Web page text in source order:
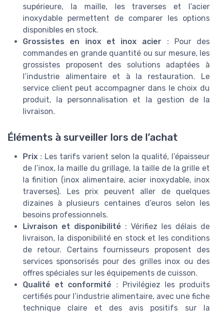
supérieure, la maille, les traverses et l’acier
inoxydable permettent de comparer les options
disponibles en stock.
Grossistes en inox et inox acier : Pour des
commandes en grande quantité ou sur mesure, les
grossistes proposent des solutions adaptées à
l’industrie alimentaire et à la restauration. Le
service client peut accompagner dans le choix du
produit, la personnalisation et la gestion de la
livraison.
Éléments à surveiller lors de l’achat
Prix : Les tarifs varient selon la qualité, l’épaisseur
de l’inox, la maille du grillage, la taille de la grille et
la finition (inox alimentaire, acier inoxydable, inox
traverses). Les prix peuvent aller de quelques
dizaines à plusieurs centaines d’euros selon les
besoins professionnels.
Livraison et disponibilité : Vérifiez les délais de
livraison, la disponibilité en stock et les conditions
de retour. Certains fournisseurs proposent des
services sponsorisés pour des grilles inox ou des
offres spéciales sur les équipements de cuisson.
Qualité et conformité : Privilégiez les produits
certifiés pour l’industrie alimentaire, avec une fiche
technique claire et des avis positifs sur la